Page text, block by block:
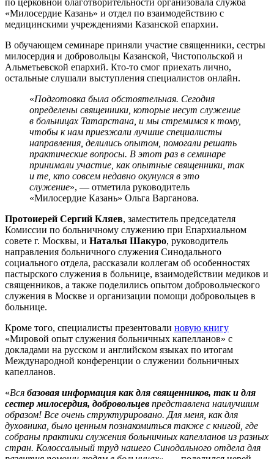
«Милосердие Казань» и отдел по взаимодействию с
медицинскими учреждениями Казанской епархии.
В обучающем семинаре приняли участие священники, сестры
милосердия и добровольцы Казанской, Чистопольской и
Альметьевской епархий. Кто-то смог приехать лично,
остальные слушали выступления специалистов онлайн.
«Подготовка была обстоятельная. Сегодня
определены священники, которые несут служение
в больницах Татарстана, и мы стремимся к тому,
чтобы к нам приезжали лучшие специалисты
направления, делились опытом, помогали решать
практические вопросы. В этот раз в семинаре
принимали участие, как опытные священники, так
и те, кто совсем недавно окунулся в это
служение», — отметила руководитель
«Милосердие Казань» Ольга Варганова.
Протоиерей Сергий Кляев, заместитель председателя
Комиссии по больничному служению при Епархиальном
совете г. Москвы, и Наталья Шакуро, руководитель
направления больничного служения Синодального
социального отдела, рассказали коллегам об особенностях
пастырского служения в больнице, взаимодействии медиков и
священников, а также поделились опытом добровольческого
служения в Москве и организации помощи добровольцев в
больнице.
Кроме того, специалисты презентовали новую книгу
«Мировой опыт служения больничных капелланов» с
докладами на русском и английском языках по итогам
Международной конференции о служении больничных
капелланов.
«Вся базовая информация как для священников, так и для
сестер милосердия, добровольцев представлена наилучшим
образом! Все очень структурировано. Для меня, как для
духовника, было ценным познакомиться также с книгой, где
собраны практики служения больничных капелланов из разных
стран. Колоссальный труд нашего Синодального отдела для